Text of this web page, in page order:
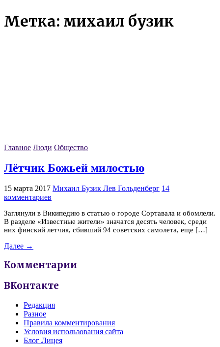
Метка: михаил бузик
Главное Люди Общество
Лётчик Божьей милостью
15 марта 2017 Михаил Бузик Лев Гольденберг 14
комментариев
Заглянули в Википедию в статью о городе Сортавала и обомлели.
В разделе «Известные жители» значатся десять человек, среди
них финский летчик, сбивший 94 советских самолета, еще […]
Далее →
Комментарии
ВКонтакте
Редакция
Разное
Правила комментирования
Условия использования сайта
Блог Лицея